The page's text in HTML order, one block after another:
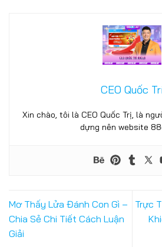
CEO Quốc
Xin chào, tôi là CEO Quốc Trị, là
dựng nên website
Mơ Thấy Lửa Đánh Con Gì –
Chia Sẻ Chi Tiết Cách Luận
Giải
Trực
Ngày
25/06/2025
Thể thao 88CLB – Nơi Hội Tụ Của
Lớn
25/06/2025